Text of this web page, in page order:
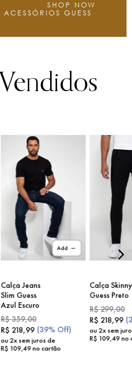
SHOP NOW
ACESSÓRIOS GUESS
Vendidos
Add
Calça Jeans
Slim Guess
Azul Escuro
R$359,00
R$ 218,99 (39% Off)
ou 2x sem juros de
R$ 109,49no cartão
Calça Skinny
Guess Preto
R$299,00
R$ 218,99 (
ou 2x sem
R$ 109,49no